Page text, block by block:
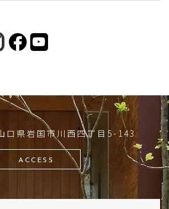
口県岩国市川西四丁目5-143
ACCESS